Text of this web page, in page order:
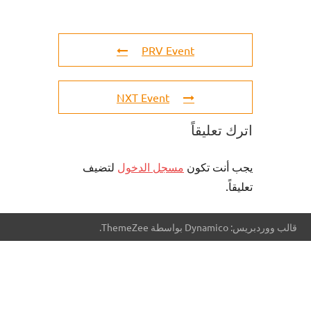
PRV Event
NXT Event
اترك تعليقاً
يجب أنت تكون مسجل الدخول لتضيف
تعليقاً.
قالب ووردبريس: Dynamico بواسطة ThemeZee.